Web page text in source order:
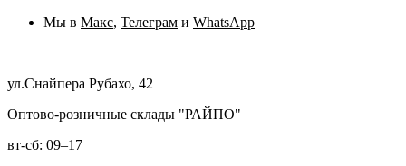
Мы в Макс, Телеграм и WhatsApp
ул.Снайпера Рубахо, 42
Оптово-розничные склады "РАЙПО"
вт-сб: 09–17